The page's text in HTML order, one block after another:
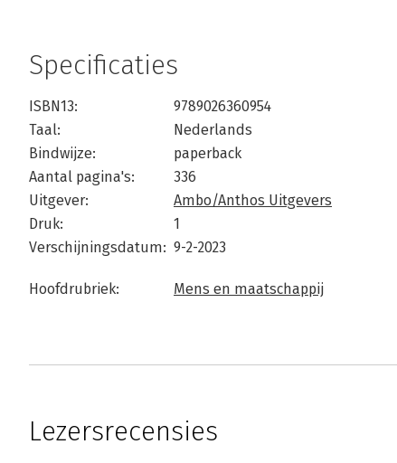
Specificaties
ISBN13:
9789026360954
Taal:
Nederlands
Bindwijze:
paperback
Aantal pagina's:
336
Uitgever:
Ambo/Anthos Uitgevers
Druk:
1
Verschijningsdatum: 9-2-2023
Hoofdrubriek: Mens en maatschappij
Lezersrecensies